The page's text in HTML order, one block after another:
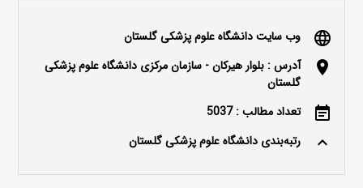
language وب سایت دانشگاه علوم پزشکی گلستان
location_on
آدرس : بلوار هیرکان - سازمان مرکزی دانشگاه علوم پزشکی
گلستان
event_note تعداد مطالب : 5037
keyboard_arrow_up رتبه‌بندی دانشگاه علوم پزشکی گلستان